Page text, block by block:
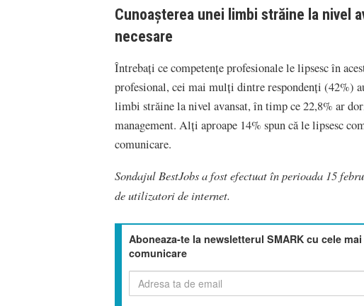
Cunoașterea unei limbi străine la nivel
necesare
Întrebați ce competențe profesionale le lipsesc în
profesional, cei mai mulți dintre respondenți (42%)
limbi străine la nivel avansat, în timp ce 22,8% ar
management. Alți aproape 14% spun că le lipsesc
comunicare.
Sondajul BestJobs a fost efectuat în perioada 15
de utilizatori de internet.
Aboneaza-te la newsletterul SMARK cu cele
comunicare